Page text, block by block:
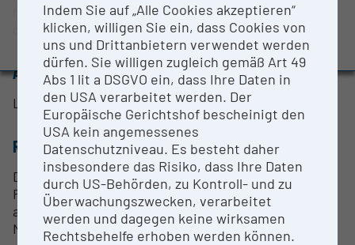
Evaluierungsstudie 2022
Auszeichnungen und Pressemeldungen
Mineralen und anderen Phasen und Untersuchung
der Nahordnung.
ANSPRECHPERSON
Lutz Nasdala
RESEARCH SERVICES
Derzeit werden keine Research Services für diese
Forschungsinfrastruktur angeboten. Bei Interesse
an einer Kooperation setzen Sie sich bitte mit Lutz
Nasdala (lutz.nasdala@univie.ac.at) in Verbindung.
Indem Sie auf „Alle Cookies akzeptieren“
klicken, willigen Sie ein, dass Cookies von
uns und Drittanbietern verwendet werden
dürfen. Sie willigen zugleich gemäß Art 49
Abs 1 lit a DSGVO ein, dass Ihre Daten in
den USA verarbeitet werden. Der
Europäische Gerichtshof bescheinigt den
USA kein angemessenes
Datenschutzniveau. Es besteht daher
insbesondere das Risiko, dass Ihre Daten
durch US-Behörden, zu Kontroll- und zu
Überwachungszwecken, verarbeitet
werden und dagegen keine wirksamen
Rechtsbehelfe erhoben werden können.